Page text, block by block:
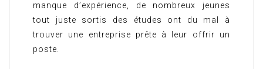
manque d’expérience, de nombreux jeunes
tout juste sortis des études ont du mal à
trouver une entreprise prête à leur offrir un
poste.